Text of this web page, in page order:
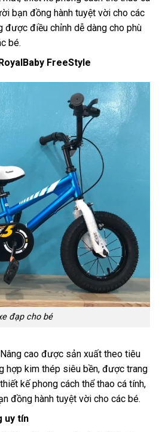
bạn đồng hành tuyệt vời cho các
được điều chỉnh dễ dàng cho phù
bé.
FreeStyle
đạp cho bé
Nâng cao được sản xuất theo tiêu
hợp kim thép siêu bền, được trang
kế phong cách thể thao cá tính,
đồng hành tuyệt vời cho các bé.
uy tín